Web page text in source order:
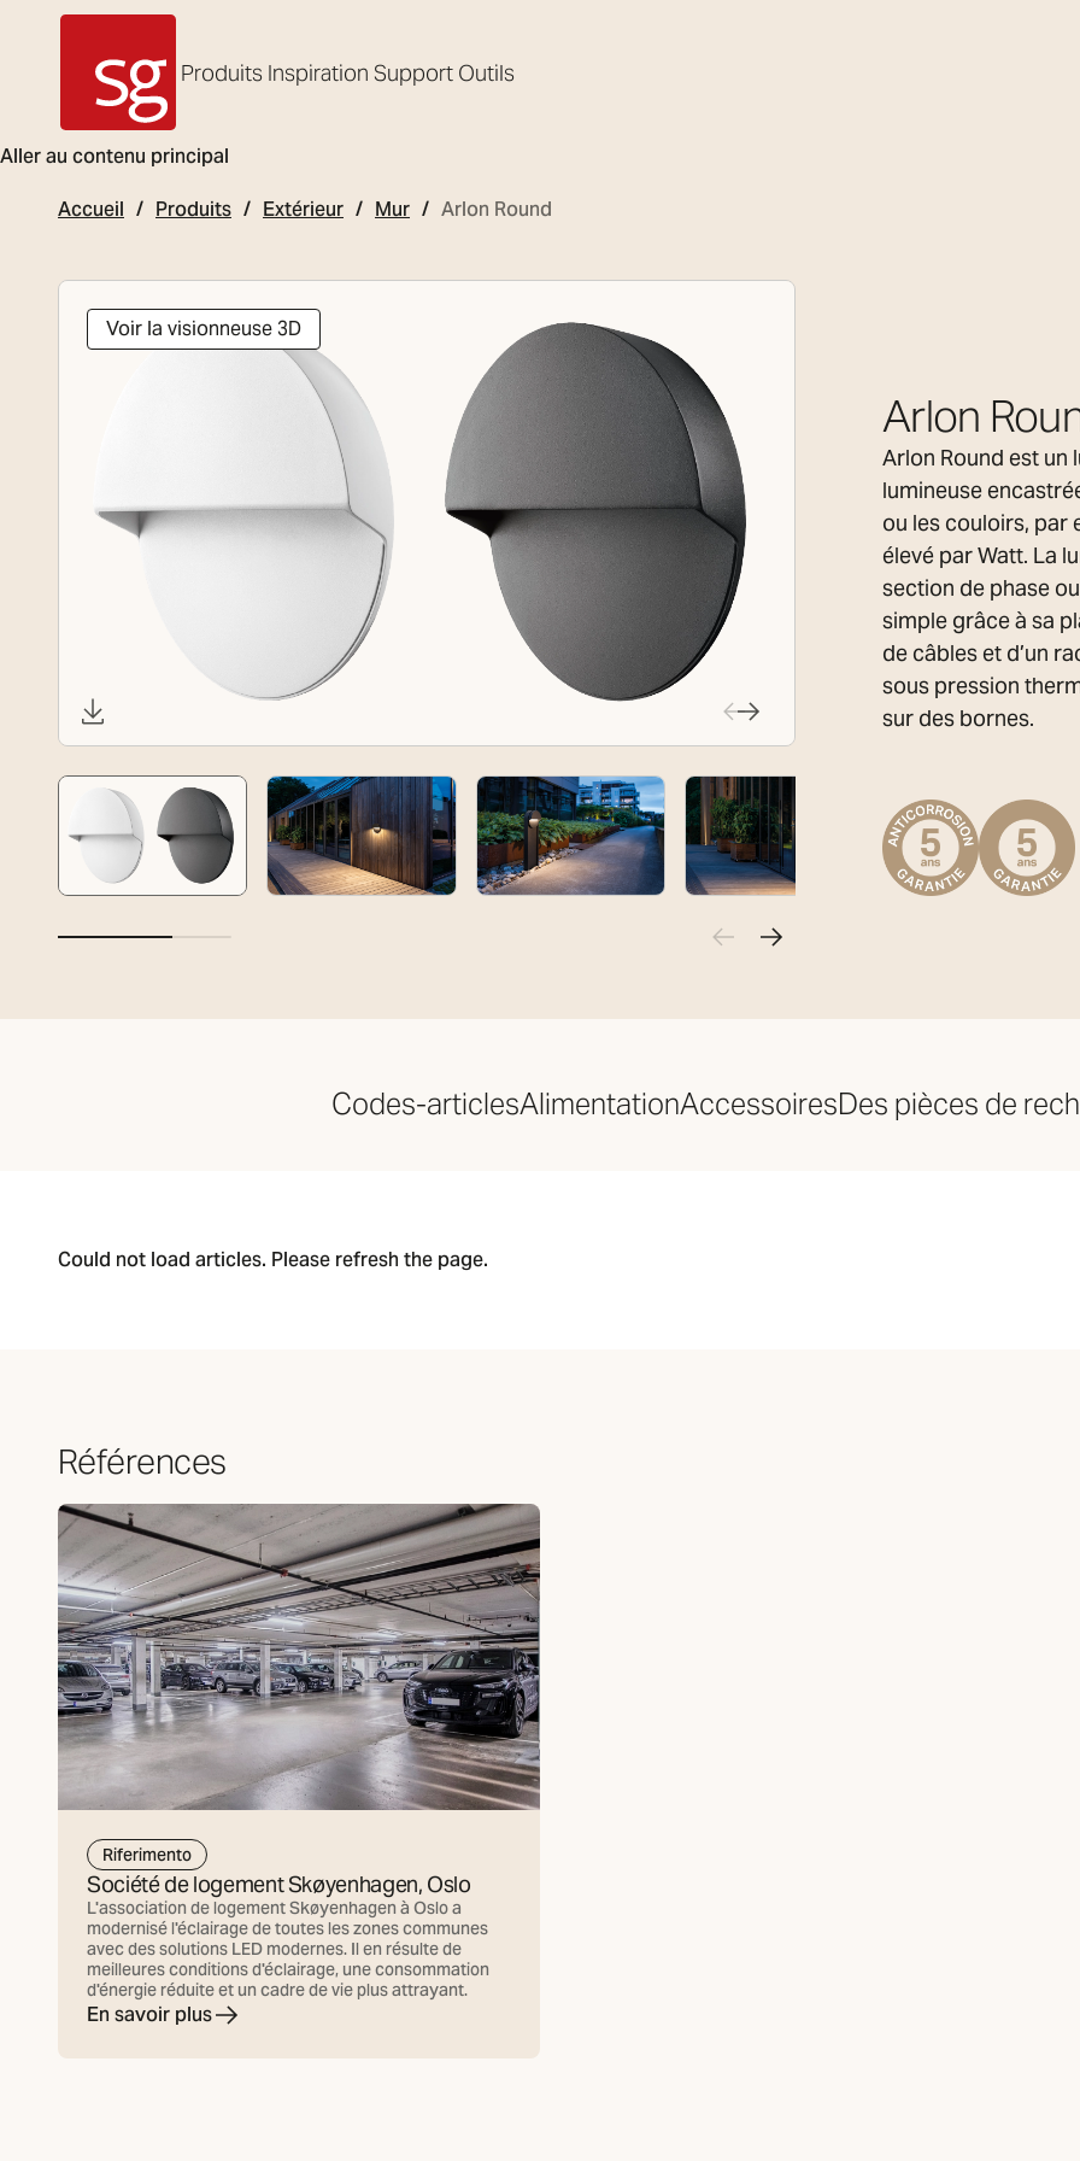
Aller au contenu principal
SG Armaturen
Produits Inspiration Support Outils
Accueil Produits Extérieur Mur Arlon Round
Voir la visionneuse 3D
Arlon
Arlon Round est un
lumineuse
ou les couloirs, par
élevé par Watt. La
section de phase
simple grâce à sa
de câbles et d’un
sous pression
sur des bornes.
Codes-articlesAlimentationAccessoiresDes pièces de
Could not load articles. Please refresh the page.
Références
Riferimento
Société de logement Skøyenhagen, Oslo
L'association de logement Skøyenhagen à Oslo a
modernisé l'éclairage de toutes les zones communes
avec des solutions LED modernes. Il en résulte de
meilleures conditions d'éclairage, une consommation
d'énergie réduite et un cadre de vie plus attrayant.
En savoir plus